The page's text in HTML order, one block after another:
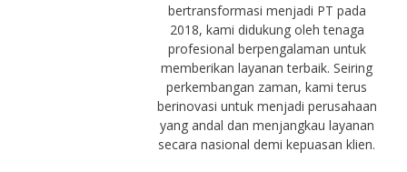
bertransformasi menjadi PT pada
2018, kami didukung oleh tenaga
profesional berpengalaman untuk
memberikan layanan terbaik. Seiring
perkembangan zaman, kami terus
berinovasi untuk menjadi perusahaan
yang andal dan menjangkau layanan
secara nasional demi kepuasan klien.